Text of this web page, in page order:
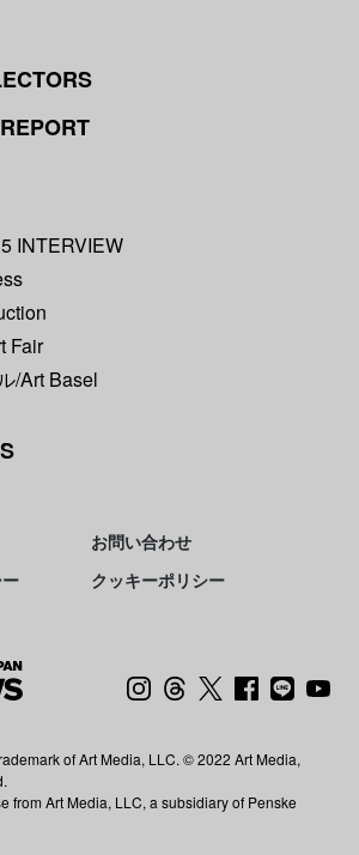
INTERVIEW
Fair
/Art Basel
お問い合わせ
クッキーポリシー
of Art Media, LLC. © 2022 Art Media,
from Art Media, LLC, a subsidiary of Penske